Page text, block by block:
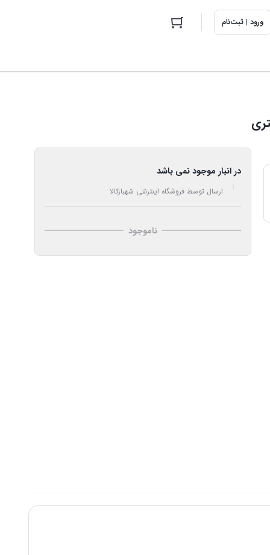
ورود | ثبت‌نام
در انبار موجود نمی باشد
ارسال توسط فروشگاه اینترنتی شهبازکالا
ناموجود